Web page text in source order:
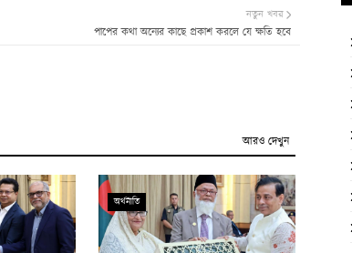
নতুন খবর
পাপের কথা অন্যের কাছে প্রকাশ করলে যে ক্ষতি হবে
আরও দেখুন
অর্থনীতি